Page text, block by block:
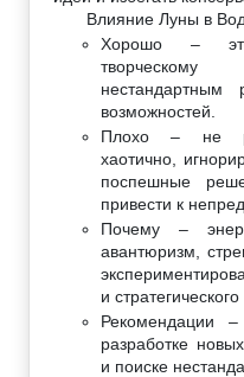
Влияние Луны в
Хорошо –
творческому
возможностей.
Плохо – не
хаотично,
поспешные
привести к
Почему –
авантюризм,
и
Рекомендации
разработке
и поиске